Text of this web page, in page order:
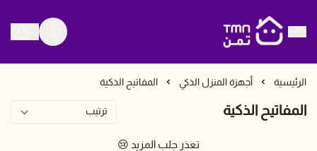
متجر تمن
الرئيسية أجهزة المنزل الذكي المفاتيح الذكية
المفاتيح الذكية
تعذر جلب المزيد 😢